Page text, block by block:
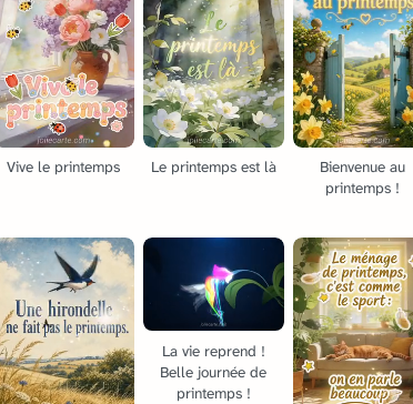
Vive le printemps Le printemps est là
Bienvenue au
printemps !
La vie reprend !
Belle journée de
printemps !